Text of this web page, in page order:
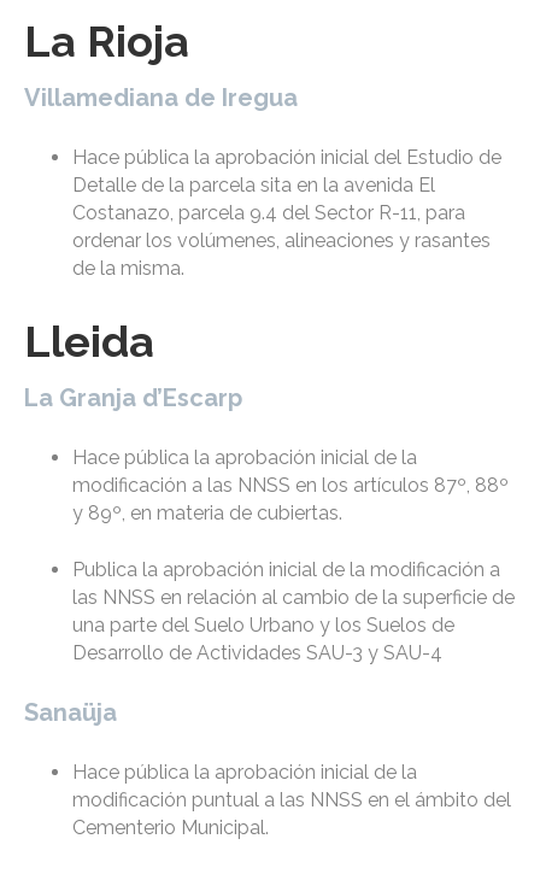
La Rioja
Villamediana de Iregua
Hace pública la aprobación inicial del Estudio de
Detalle de la parcela sita en la avenida El
Costanazo, parcela 9.4 del Sector R-11, para
ordenar los volúmenes, alineaciones y rasantes
de la misma.
Lleida
La Granja d’Escarp
Hace pública la aprobación inicial de la
modificación a las NNSS en los artículos 87º, 88º
y 89º, en materia de cubiertas.
Publica la aprobación inicial de la modificación a
las NNSS en relación al cambio de la superficie de
una parte del Suelo Urbano y los Suelos de
Desarrollo de Actividades SAU-3 y SAU-4
Sanaüja
Hace pública la aprobación inicial de la
modificación puntual a las NNSS en el ámbito del
Cementerio Municipal.